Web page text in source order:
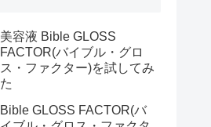
美容液 Bible GLOSS
FACTOR(バイブル・グロ
ス・ファクター)を試してみ
た
Bible GLOSS FACTOR(バ